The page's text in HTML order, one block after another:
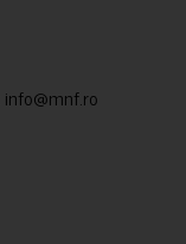
info@mnf.ro